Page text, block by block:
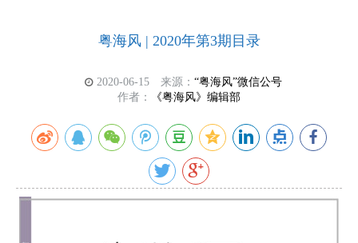
粤海风 | 2020年第3期目录
2020-06-15 来源： “粤海风”微信公号
作者：
《粤海风》编辑部